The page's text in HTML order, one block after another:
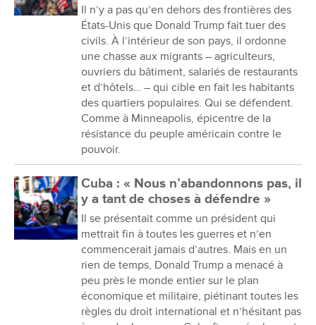
Il n’y a pas qu’en dehors des frontières des
États-Unis que Donald Trump fait tuer des
civils. À l’intérieur de son pays, il ordonne
une chasse aux migrants – agriculteurs,
ouvriers du bâtiment, salariés de restaurants
et d’hôtels… – qui cible en fait les habitants
des quartiers populaires. Qui se défendent.
Comme à Minneapolis, épicentre de la
résistance du peuple américain contre le
pouvoir.
Cuba : « Nous n’abandonnons pas, il
y a tant de choses à défendre »
Il se présentait comme un président qui
mettrait fin à toutes les guerres et n’en
commencerait jamais d’autres. Mais en un
rien de temps, Donald Trump a menacé à
peu près le monde entier sur le plan
économique et militaire, piétinant toutes les
règles du droit international et n’hésitant pas